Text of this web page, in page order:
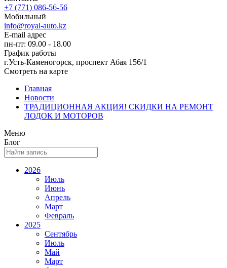
+7 (771) 086-56-56
Мобильный
info@royal-auto.kz
E-mail адрес
пн-пт: 09.00 - 18.00
График работы
г.Усть-Каменогорск, проспект Абая 156/1
Смотреть на карте
Главная
Новости
ТРАДИЦИОННАЯ АКЦИЯ! СКИДКИ НА РЕМОНТ
ЛОДОК И МОТОРОВ
Меню
Блог
2026
Июль
Июнь
Апрель
Март
Февраль
2025
Сентябрь
Июль
Май
Март